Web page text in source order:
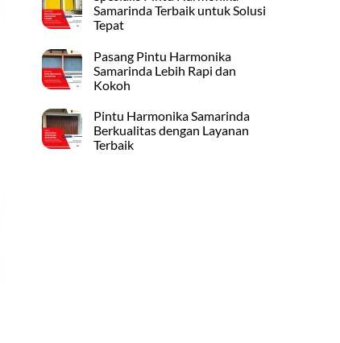
Samarinda Terbaik untuk Solusi
Tepat
Pasang Pintu Harmonika
Samarinda Lebih Rapi dan
Kokoh
Pintu Harmonika Samarinda
Berkualitas dengan Layanan
Terbaik